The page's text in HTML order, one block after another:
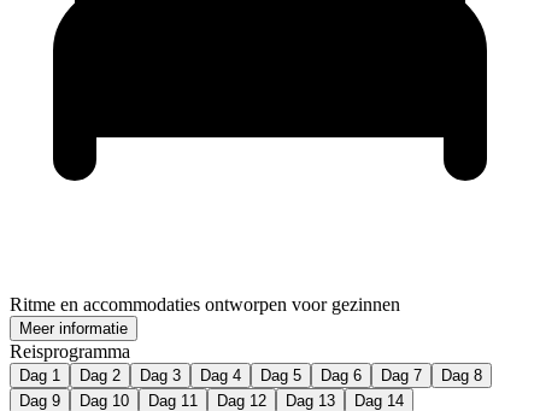
Ritme en accommodaties ontworpen voor gezinnen
Meer informatie
Reisprogramma
Dag 1 Dag 2 Dag 3 Dag 4 Dag 5 Dag 6 Dag 7
Dag 8
Dag 9
Dag 10 Dag 11 Dag 12 Dag 13 Dag 14